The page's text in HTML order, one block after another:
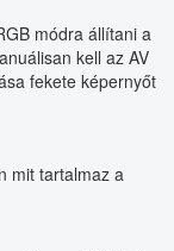
módra állítani a
kell az AV
fekete képernyőt
mit tartalmaz a